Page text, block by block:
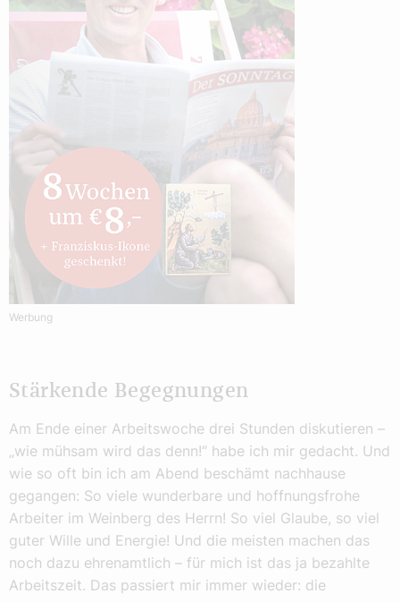
Werbung
Stärkende Begegnungen
Am Ende einer Arbeitswoche drei Stunden diskutieren –
„wie mühsam wird das denn!“ habe ich mir gedacht. Und
wie so oft bin ich am Abend beschämt nachhause
gegangen: So viele wunderbare und hoffnungsfrohe
Arbeiter im Weinberg des Herrn! So viel Glaube, so viel
guter Wille und Energie! Und die meisten machen das
noch dazu ehrenamtlich – für mich ist das ja bezahlte
Arbeitszeit. Das passiert mir immer wieder: die